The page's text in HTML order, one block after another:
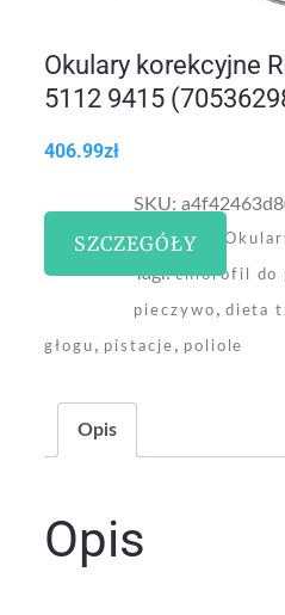
Okulary korekcyjne
5112 9415
406.99zł
SZCZEGÓŁY
SKU:
Kategoria:
Tagi:chlorofil do
pieczywo , dieta
głogu , pistacje , poliole
Opis
Opis